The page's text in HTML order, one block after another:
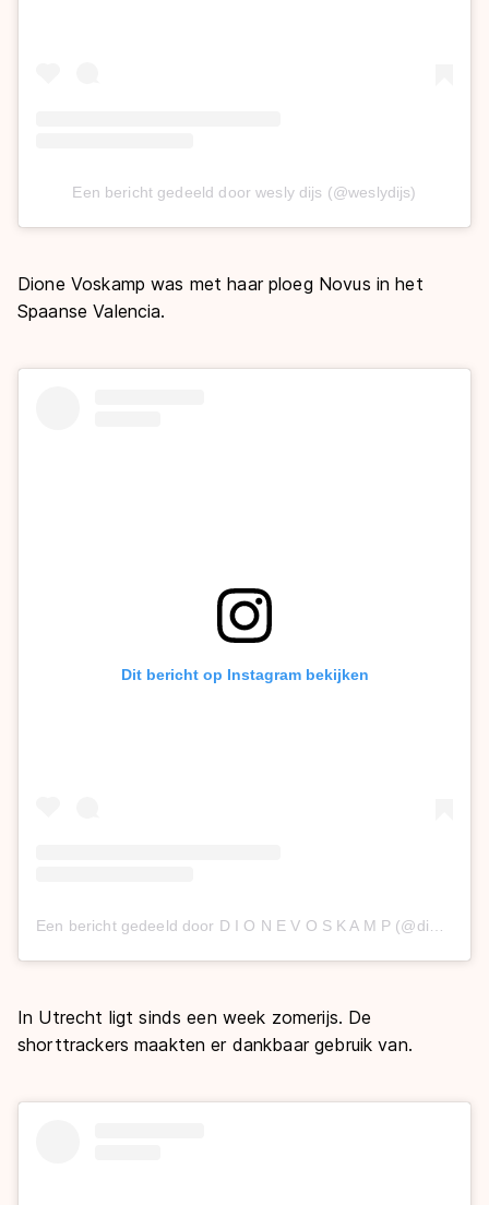
Een bericht gedeeld door wesly dijs (@weslydijs)
Dione Voskamp was met haar ploeg Novus in het
Spaanse Valencia.
Dit bericht op Instagram bekijken
Een bericht gedeeld door D I O N E V O S K A M P (@dionevoskamp)
In Utrecht ligt sinds een week zomerijs. De
shorttrackers maakten er dankbaar gebruik van.